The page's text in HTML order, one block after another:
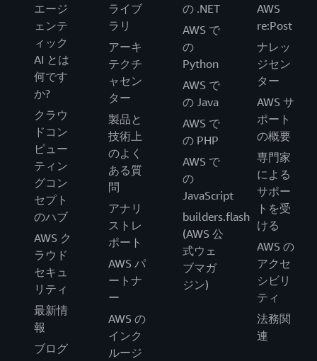
エージ
ェンテ
ィック
AI とは
何です
か?
クラウ
ドコン
ピュー
ティン
グコン
セプト
のハブ
AWS ク
ラウド
セキュ
リティ
最新情
報
ブログ
ライブ
ラリ
アーキ
テクチ
ャセン
ター
製品と
技術上
のよく
ある質
問
アナリ
ストレ
ポート
AWS パ
ートナ
ー
AWS の
インク
ルージ
の .NET
AWS で
の
Python
AWS で
の Java
AWS で
の PHP
AWS で
の
JavaScript
builders.flash
(AWS 公
式ウェ
ブマガ
ジン)
AWS
re:Post
ナレッ
ジセン
ター
AWS サ
ポート
の概要
専門家
による
サポー
トを受
ける
AWS の
アクセ
シビリ
ティ
法務関
連